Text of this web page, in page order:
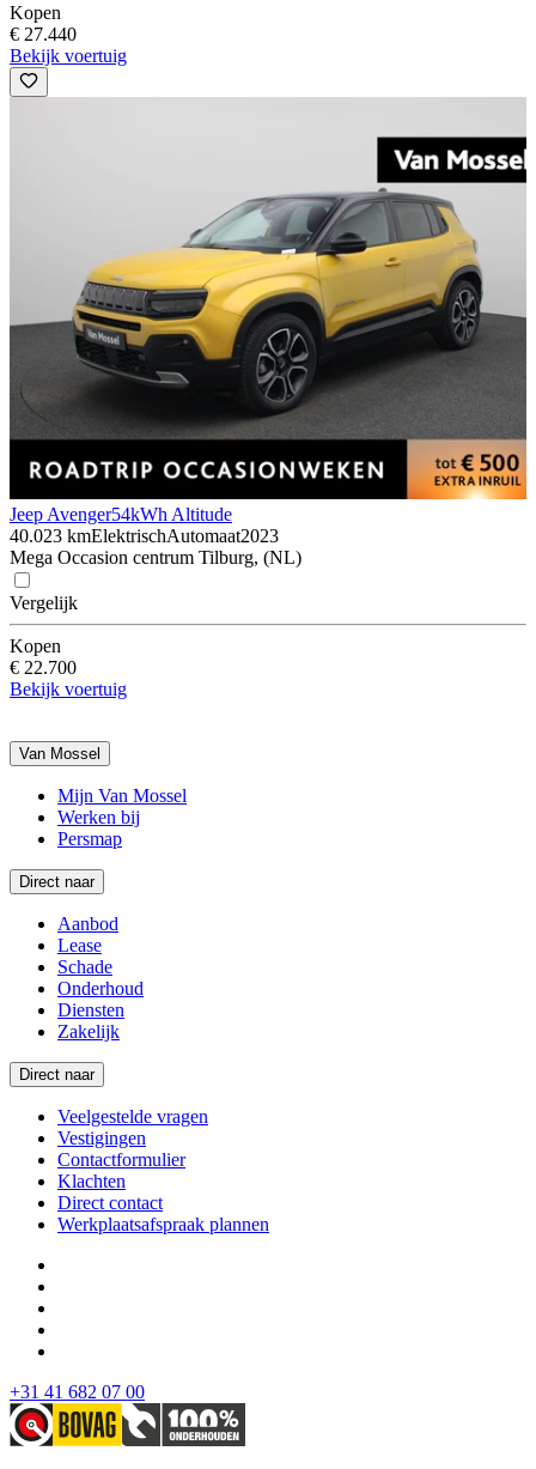
Kopen
€ 27.440
Bekijk voertuig
Jeep Avenger54kWh Altitude
40.023 kmElektrischAutomaat2023
Mega Occasion centrum Tilburg, (NL)
Vergelijk
Kopen
€ 22.700
Bekijk voertuig
Van Mossel
Mijn Van Mossel
Werken bij
Persmap
Direct naar
Aanbod
Lease
Schade
Onderhoud
Diensten
Zakelijk
Direct naar
Veelgestelde vragen
Vestigingen
Contactformulier
Klachten
Direct contact
Werkplaatsafspraak plannen
+31 41 682 07 00